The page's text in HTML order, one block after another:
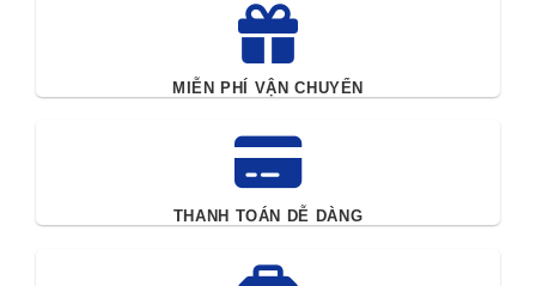
MIỄN PHÍ VẬN CHUYỂN
THANH TOÁN DỄ DÀNG